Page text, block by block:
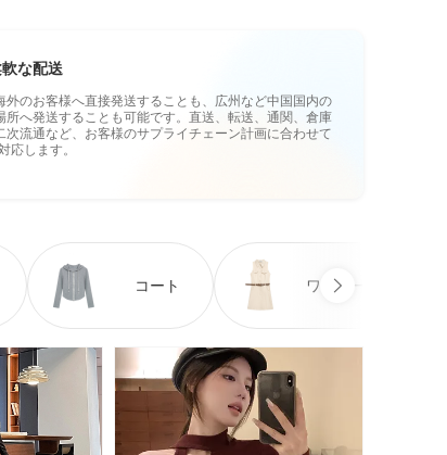
な配送
外のお客様へ直接発送することも、広州など中国国内の
所へ発送することも可能です。直送、転送、通関、倉庫
次流通など、お客様のサプライチェーン計画に合わせて
応します。
コート ワンピース